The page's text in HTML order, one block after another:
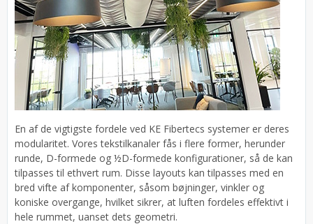
En af de vigtigste fordele ved KE Fibertecs systemer er deres
modularitet. Vores tekstilkanaler fås i flere former, herunder
runde, D-formede og ½D-formede konfigurationer, så de kan
tilpasses til ethvert rum. Disse layouts kan tilpasses med en
bred vifte af komponenter, såsom bøjninger, vinkler og
koniske overgange, hvilket sikrer, at luften fordeles effektivt i
hele rummet, uanset dets geometri.